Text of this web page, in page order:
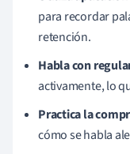
para recordar
retención.
Habla con
activamente, lo
Practica la
cómo se habla